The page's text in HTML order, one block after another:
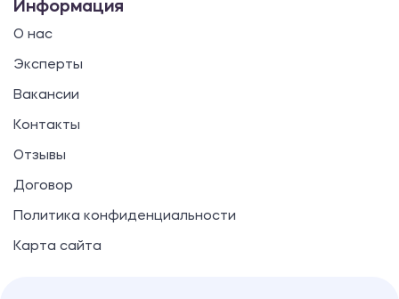
Информация
О нас
Эксперты
Вакансии
Контакты
Отзывы
Договор
Политика конфиденциальности
Карта сайта